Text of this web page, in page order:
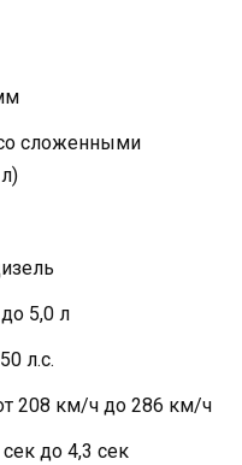
сложенными
5,0 л
л.с.
208 км/ч до 286 км/ч
до 4,3 сек